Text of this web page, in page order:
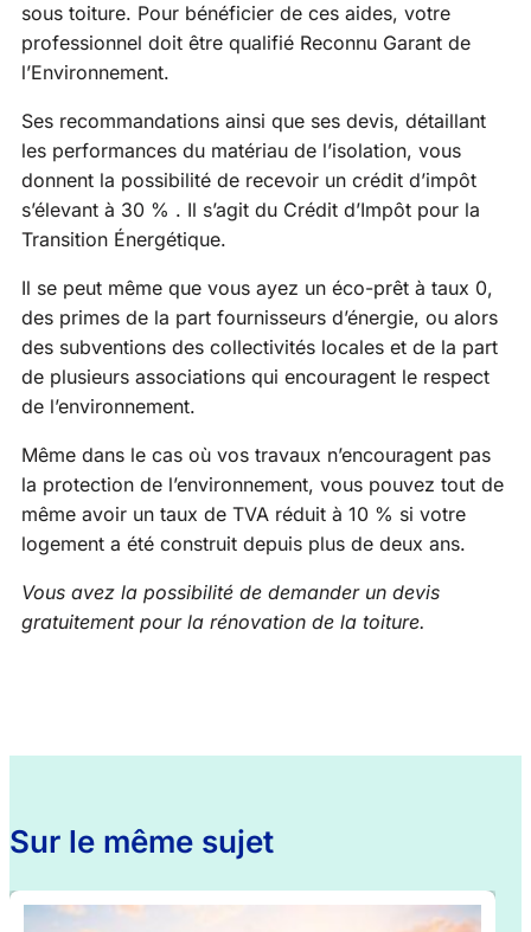
sous toiture. Pour bénéficier de ces aides, votre
professionnel doit être qualifié Reconnu Garant de
l’Environnement.
Ses recommandations ainsi que ses devis, détaillant
les performances du matériau de l’isolation, vous
donnent la possibilité de recevoir un crédit d’impôt
s’élevant à 30 % . Il s’agit du Crédit d’Impôt pour la
Transition Énergétique.
Il se peut même que vous ayez un éco-prêt à taux 0,
des primes de la part fournisseurs d’énergie, ou alors
des subventions des collectivités locales et de la part
de plusieurs associations qui encouragent le respect
de l’environnement.
Même dans le cas où vos travaux n’encouragent pas
la protection de l’environnement, vous pouvez tout de
même avoir un taux de TVA réduit à 10 % si votre
logement a été construit depuis plus de deux ans.
Vous avez la possibilité de demander un devis
gratuitement pour la rénovation de la toiture.
Sur le même sujet